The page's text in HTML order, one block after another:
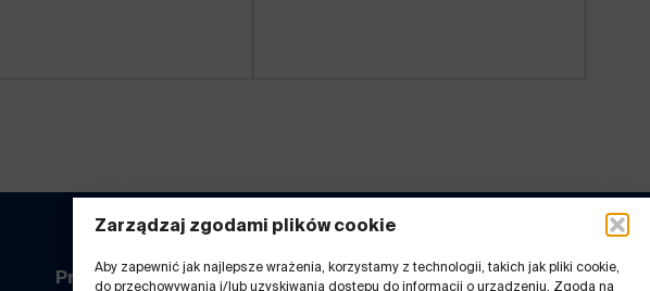
Zarządzaj zgodami plików cookie
Aby zapewnić jak najlepsze wrażenia, korzystamy z technologii, takich jak pliki cookie,
do przechowywania i/lub uzyskiwania dostępu do informacji o urządzeniu. Zgoda na
Przydatne linki